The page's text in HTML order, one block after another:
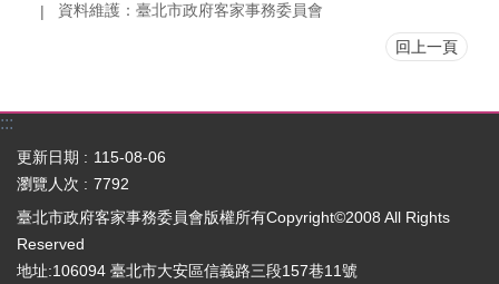
資料維護：臺北市政府客家事務委員會
回上一頁
:::
更新日期
115-08-06
瀏覽人次
7792
臺北市政府客家事務委員會版權所有Copyright©2008 All Rights
Reserved
地址:106094 臺北市大安區信義路三段157巷11號